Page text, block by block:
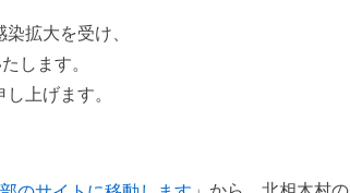
拡大を受け、
します。
上げます。